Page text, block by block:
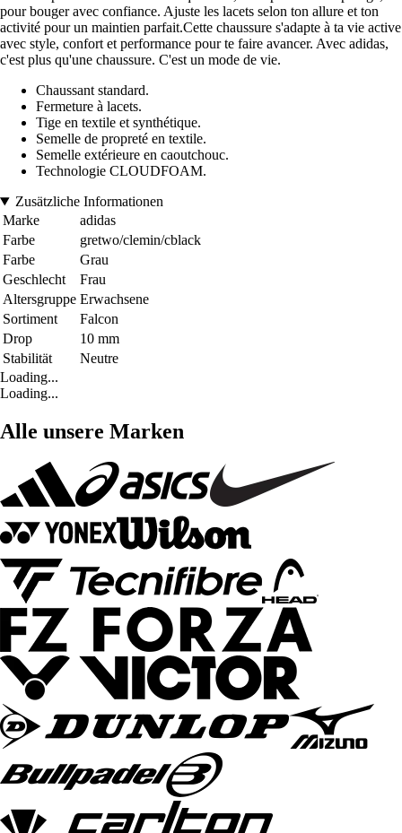
pour bouger avec confiance. Ajuste les lacets selon ton allure et ton
activité pour un maintien parfait.Cette chaussure s'adapte à ta vie active
avec style, confort et performance pour te faire avancer. Avec adidas,
c'est plus qu'une chaussure. C'est un mode de vie.
Chaussant standard.
Fermeture à lacets.
Tige en textile et synthétique.
Semelle de propreté en textile.
Semelle extérieure en caoutchouc.
Technologie CLOUDFOAM.
Zusätzliche Informationen
Marke
adidas
Farbe
gretwo/clemin/cblack
Farbe
Grau
Geschlecht
Frau
Altersgruppe Erwachsene
Sortiment
Falcon
Drop
10 mm
Stabilität
Neutre
Loading...
Loading...
Alle unsere Marken